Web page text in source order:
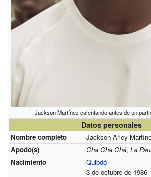
Jackson Martínez calentando antes de un
Datos personales
Nombre completo
Jackson Arley
Apodo(s)
Cha Cha Chá, La
Nacimiento
Quibdó
3 de octubre de 1986